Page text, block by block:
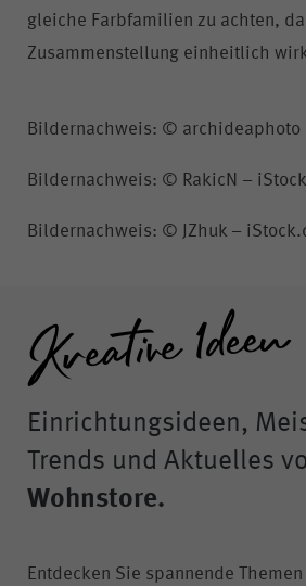
gleiche Farbfamilien zu achten,
Zusammenstellung einheitlich
Bildernachweis: © archideaphoto
Bildernachweis: © RakicN –
Bildernachweis: © JZhuk –
Einrichtungsideen,
Trends und Aktuelles
Wohnstore.
Entdecken Sie spannende